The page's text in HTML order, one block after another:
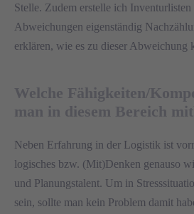
Stelle. Zudem erstelle ich Inventurlisten
Abweichungen eigenständig
erklären, wie es zu dieser Abweichung
Welche Fähigkeiten/
man in diesem Bereich
Neben Erfahrung in der Logistik ist
logisches bzw. (Mit)Denken genauso
und Planungstalent. Um in
sein, sollte man kein Problem damit